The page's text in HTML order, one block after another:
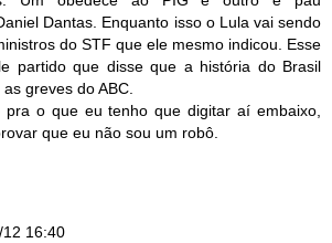
Dantas. Enquanto isso o Lula vai sendo
do STF que ele mesmo indicou. Esse
partido que disse que a história do Brasil
greves do ABC.
pra o que eu tenho que digitar aí embaixo,
que eu não sou um robô.
12 16:40